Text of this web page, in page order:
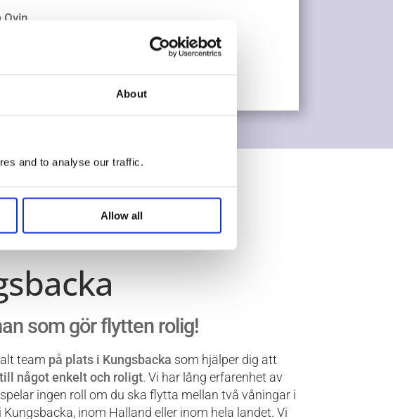
About
and to analyse our traffic.
Allow all
Ovin
i
som gör flytten rolig!
team på plats i Kungsbacka som hjälper dig att
något enkelt och roligt. Vi har lång erfarenhet av
ingen roll om du ska flytta mellan två våningar i
Kungsbacka, inom Halland eller inom hela landet. Vi